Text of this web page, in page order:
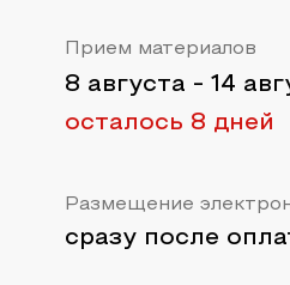
Прием материалов
8 августа - 14
осталось 8 дней
Размещение
сразу после